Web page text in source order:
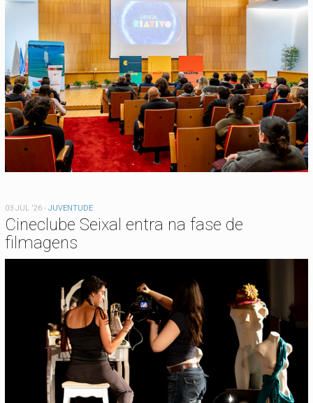
03 JUL '26 - JUVENTUDE
Cineclube Seixal entra na fase de
filmagens